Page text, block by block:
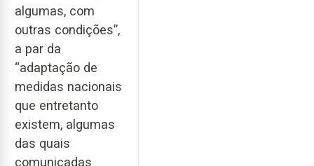
algumas, com
outras condições”,
a par da
“adaptação de
medidas nacionais
que entretanto
existem, algumas
das quais
comunicadas